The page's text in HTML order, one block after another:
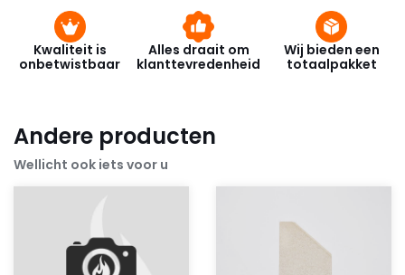
Kwaliteit is
onbetwistbaar
Alles draait om
klanttevredenheid
Wij bieden een
totaalpakket
Andere producten
Wellicht ook iets voor u